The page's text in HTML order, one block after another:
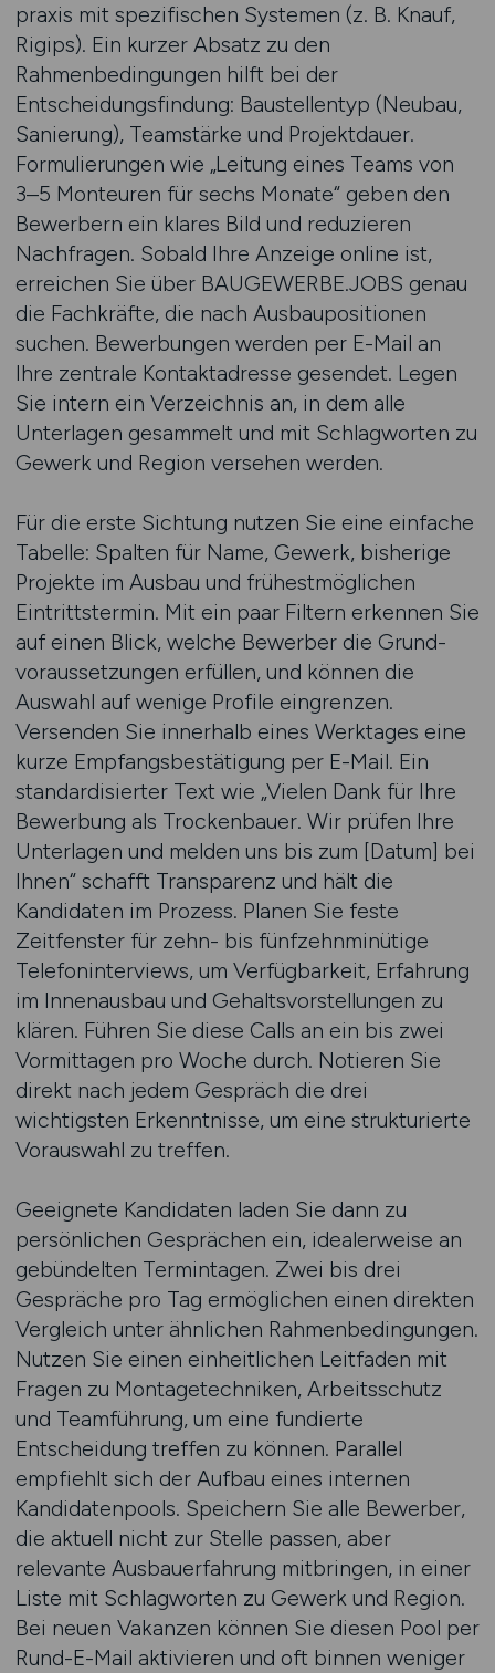
praxis mit spezifischen Systemen (z. B. Knauf,
Rigips). Ein kurzer Absatz zu den
Rahmenbedingungen hilft bei der
Entscheidungsfindung: Baustellentyp (Neubau,
Sanierung), Team­stärke und Projektdauer.
Formulierungen wie „Leitung eines Teams von
3–5 Monteuren für sechs Monate“ geben den
Bewerbern ein klares Bild und reduzieren
Nachfragen. Sobald Ihre Anzeige online ist,
erreichen Sie über BAUGEWERBE.JOBS genau
die Fachkräfte, die nach Ausbau­positionen
suchen. Bewerbungen werden per E-Mail an
Ihre zentrale Kontakt­adresse gesendet. Legen
Sie intern ein Verzeichnis an, in dem alle
Unterlagen gesammelt und mit Schlagworten zu
Gewerk und Region versehen werden.
Für die erste Sichtung nutzen Sie eine einfache
Tabelle: Spalten für Name, Gewerk, bisherige
Projekte im Ausbau und frühestmöglichen
Eintrittstermin. Mit ein paar Filtern erkennen Sie
auf einen Blick, welche Bewerber die Grund­
voraussetzungen erfüllen, und können die
Auswahl auf wenige Profile eingrenzen.
Versenden Sie innerhalb eines Werktages eine
kurze Empfangsbestätigung per E-Mail. Ein
standardisierter Text wie „Vielen Dank für Ihre
Bewerbung als Trockenbauer. Wir prüfen Ihre
Unterlagen und melden uns bis zum [Datum] bei
Ihnen“ schafft Transparenz und hält die
Kandidaten im Prozess. Planen Sie feste
Zeitfenster für zehn- bis fünfzehnminütige
Telefon­interviews, um Verfügbarkeit, Erfahrung
im Innenausbau und Gehalts­vorstellungen zu
klären. Führen Sie diese Calls an ein bis zwei
Vormittagen pro Woche durch. Notieren Sie
direkt nach jedem Gespräch die drei
wichtigsten Erkenntnisse, um eine strukturierte
Vorauswahl zu treffen.
Geeignete Kandidaten laden Sie dann zu
persönlichen Gesprächen ein, idealerweise an
gebündelten Termintagen. Zwei bis drei
Gespräche pro Tag ermöglichen einen direkten
Vergleich unter ähnlichen Rahmen­bedingungen.
Nutzen Sie einen einheitlichen Leitfaden mit
Fragen zu Montage­techniken, Arbeitsschutz
und Teamführung, um eine fundierte
Entscheidung treffen zu können. Parallel
empfiehlt sich der Aufbau eines internen
Kandidaten­pools. Speichern Sie alle Bewerber,
die aktuell nicht zur Stelle passen, aber
relevante Ausbau­erfahrung mitbringen, in einer
Liste mit Schlagworten zu Gewerk und Region.
Bei neuen Vakanzen können Sie diesen Pool per
Rund-E-Mail aktivieren und oft binnen weniger